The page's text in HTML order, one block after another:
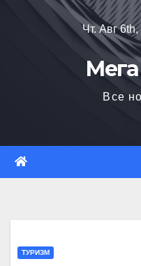
Чт. Авг
Все
ТУРИЗМ